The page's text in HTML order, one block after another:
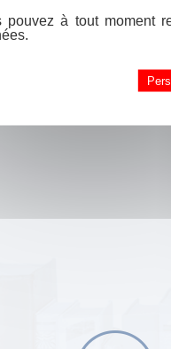
pouvez à tout moment